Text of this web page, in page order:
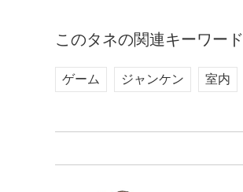
このタネの関連キーワード
ゲーム ジャンケン 室内